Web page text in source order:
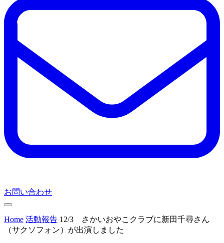
お問い合わせ
Home 活動報告 12/3 さかいおやこクラブに新田千尋さん
（サクソフォン）が出演しました